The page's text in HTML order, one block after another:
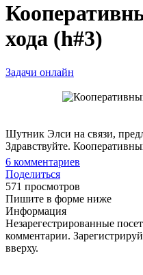
хода (h#3)
Задачи онлайн
Шутник Элси на связи,
Здравствуйте.
6 комментариев
Поделиться
571 просмотров
Пишите в форме ниже
Информация
Незарегестрированные
комментарии.
вверху.